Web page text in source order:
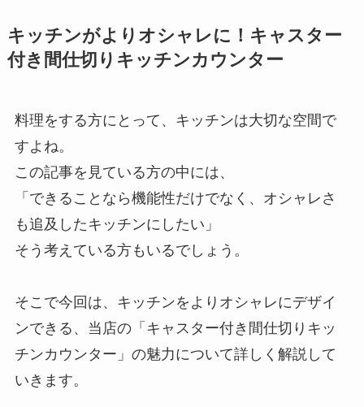
キッチンがよりオシャレに！キャスター
付き間仕切りキッチンカウンター
料理をする方にとって、キッチンは大切な空間で
すよね。
この記事を見ている方の中には、
「できることなら機能性だけでなく、オシャレさ
も追及したキッチンにしたい」
そう考えている方もいるでしょう。
そこで今回は、キッチンをよりオシャレにデザイ
ンできる、当店の「キャスター付き間仕切りキッ
チンカウンター」の魅力について詳しく解説して
いきます。